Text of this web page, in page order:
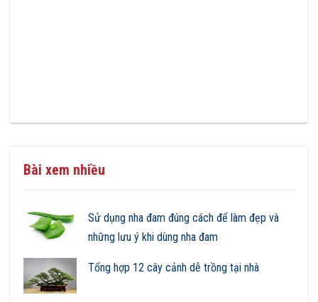
Bài xem nhiều
Sử dụng nha đam đúng cách để làm đẹp và
những lưu ý khi dùng nha đam
Tổng hợp 12 cây cảnh dễ trồng tại nhà